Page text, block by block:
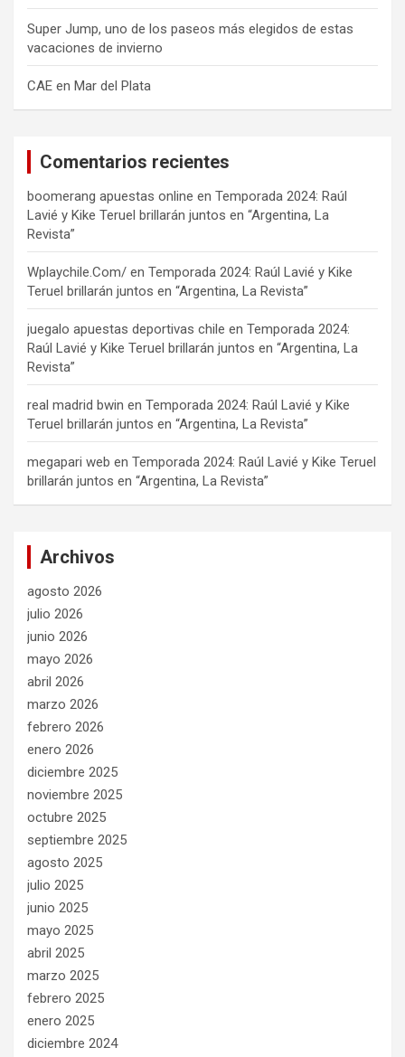
Super Jump, uno de los paseos más elegidos de estas
vacaciones de invierno
CAE en Mar del Plata
Comentarios recientes
boomerang apuestas online en Temporada 2024: Raúl
Lavié y Kike Teruel brillarán juntos en “Argentina, La
Revista”
Wplaychile.Com/ en Temporada 2024: Raúl Lavié y Kike
Teruel brillarán juntos en “Argentina, La Revista”
juegalo apuestas deportivas chile en Temporada 2024:
Raúl Lavié y Kike Teruel brillarán juntos en “Argentina, La
Revista”
real madrid bwin en Temporada 2024: Raúl Lavié y Kike
Teruel brillarán juntos en “Argentina, La Revista”
megapari web en Temporada 2024: Raúl Lavié y Kike Teruel
brillarán juntos en “Argentina, La Revista”
Archivos
agosto 2026
julio 2026
junio 2026
mayo 2026
abril 2026
marzo 2026
febrero 2026
enero 2026
diciembre 2025
noviembre 2025
octubre 2025
septiembre 2025
agosto 2025
julio 2025
junio 2025
mayo 2025
abril 2025
marzo 2025
febrero 2025
enero 2025
diciembre 2024